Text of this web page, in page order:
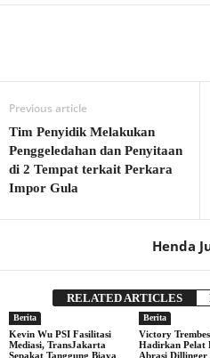
Previous article
Tim Penyidik Melakukan
Penggeledahan dan Penyitaan
di 2 Tempat terkait Perkara
Impor Gula
Henda
RELATED ARTICLES
Berita
Kevin Wu PSI Fasilitasi
Mediasi, TransJakarta
Sepakat Tanggung Biaya
Berita
Victory
Hadirkan Pelat
Abrasi Dillinger